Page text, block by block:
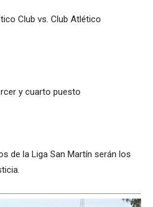
Club vs. Club Atlético
y cuarto puesto
de la Liga San Martín serán los